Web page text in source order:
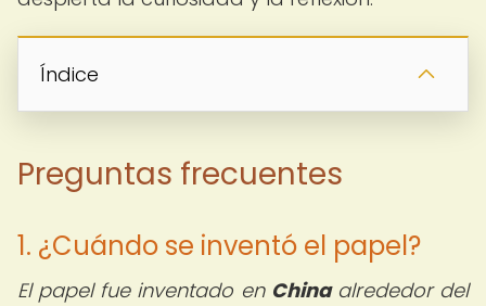
Índice
Preguntas frecuentes
1. ¿Cuándo se inventó el papel?
El papel fue inventado en Chinaalrededor del